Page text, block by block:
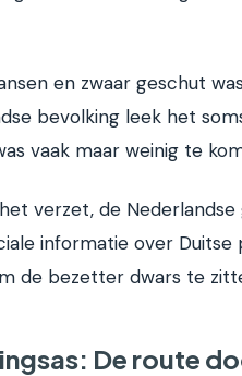
en zwaar geschut
bevolking leek het
vaak maar weinig te
verzet, de
informatie over Duitse
de bezetter dwars te
De route